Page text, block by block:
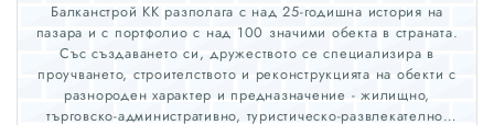
Балканстрой КК разполага с над 25-годишна история на
пазара и с портфолио с над 100 значими обекта в страната.
​Със създаването си, дружеството се специализира в
проучването, строителството и реконструкцията на обекти с
разнороден характер и предназначение - жилищно,
търговско-административно, туристическо-развлекателно,